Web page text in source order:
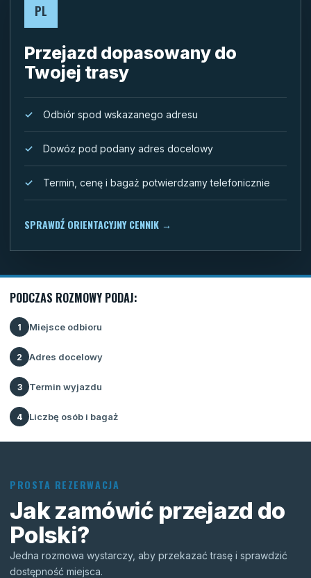
PL
Przejazd dopasowany do
Twojej trasy
Odbiór spod wskazanego adresu
Dowóz pod podany adres docelowy
Termin, cenę i bagaż potwierdzamy telefonicznie
SPRAWDŹ ORIENTACYJNY CENNIK →
PODCZAS ROZMOWY PODAJ:
1 Miejsce odbioru
2 Adres docelowy
3 Termin wyjazdu
4 Liczbę osób i bagaż
PROSTA REZERWACJA
Jak zamówić przejazd do
Polski?
Jedna rozmowa wystarczy, aby przekazać trasę i sprawdzić
dostępność miejsca.